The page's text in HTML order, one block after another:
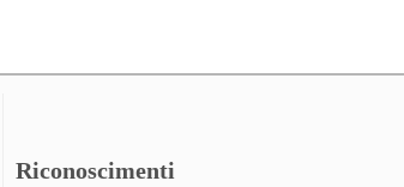
Riconoscimenti